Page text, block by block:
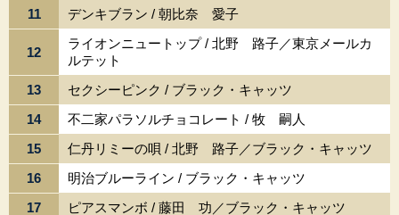
11 デンキブラン / 朝比奈 愛子
12
ライオンニュートップ / 北野 路子／東京メールカ
ルテット
13
セクシーピンク / ブラック・キャッツ
14
不二家パラソルチョコレート / 牧 嗣人
15
仁丹リミーの唄 / 北野 路子／ブラック・キャッツ
16
明治ブルーライン / ブラック・キャッツ
17
ピアスマンボ / 藤田 功／ブラック・キャッツ